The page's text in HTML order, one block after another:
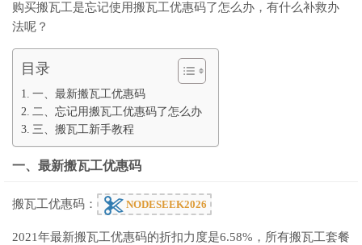
购买搬瓦工是忘记使用搬瓦工优惠码了怎么办，有什么补救办
法呢？
目录
一、最新搬瓦工优惠码
二、忘记用搬瓦工优惠码了怎么办
三、搬瓦工新手教程
一、最新搬瓦工优惠码
搬瓦工优惠码： NODESEEK2026
2021年最新搬瓦工优惠码的折扣力度是6.58%，所有搬瓦工套餐